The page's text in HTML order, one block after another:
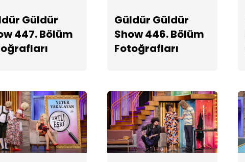
Güldür
447. Bölüm
Güldür Güldür
Show 446. Bölüm
Fotoğrafları